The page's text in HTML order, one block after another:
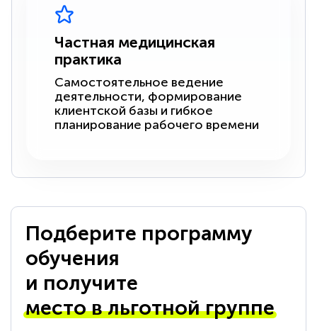
Частная медицинская
практика
Самостоятельное ведение
деятельности, формирование
клиентской базы и гибкое
планирование рабочего времени
Подберите программу
обучения
и получите
место в льготной группе